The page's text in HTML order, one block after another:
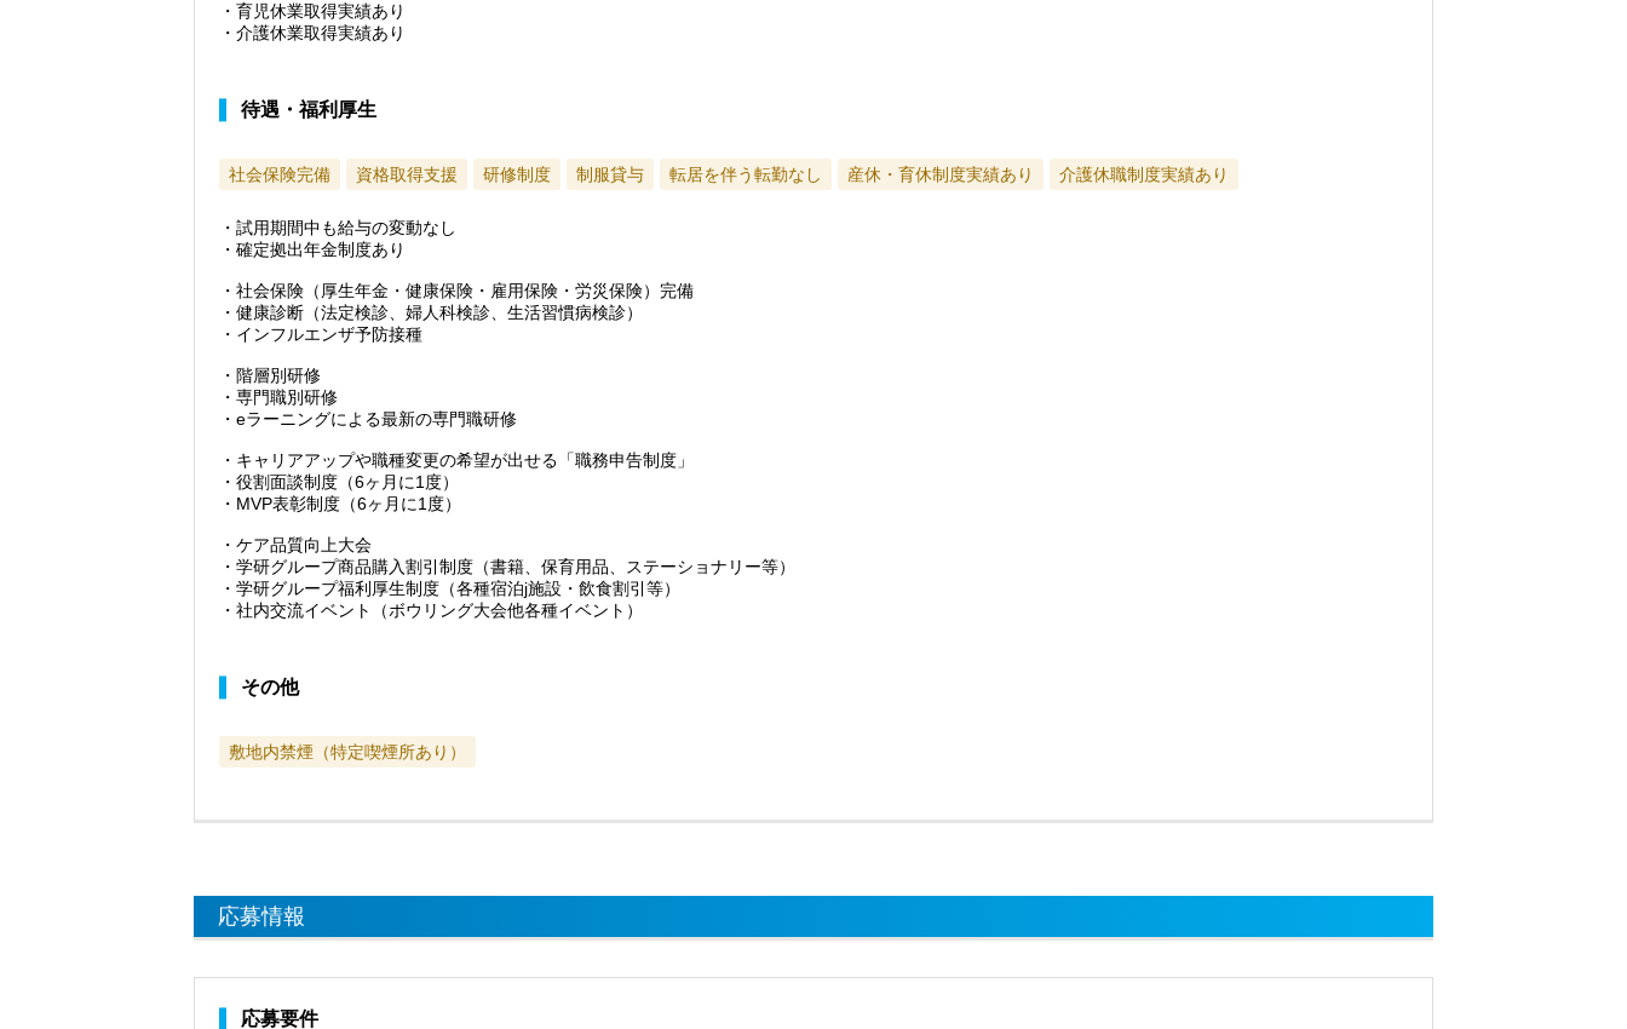
・育児休業取得実績あり
・介護休業取得実績あり
待遇・福利厚生
社会保険完備 資格取得支援 研修制度 制服貸与 転居を伴う転勤なし 産休・育休制度実績あり 介護休職制度実績あり
・試用期間中も給与の変動なし
・確定拠出年金制度あり
・社会保険（厚生年金・健康保険・雇用保険・労災保険）完備
・健康診断（法定検診、婦人科検診、生活習慣病検診）
・インフルエンザ予防接種
・階層別研修
・専門職別研修
・eラーニングによる最新の専門職研修
・キャリアアップや職種変更の希望が出せる「職務申告制度」
・役割面談制度（6ヶ月に1度）
・MVP表彰制度（6ヶ月に1度）
・ケア品質向上大会
・学研グループ商品購入割引制度（書籍、保育用品、ステーショナリー等）
・学研グループ福利厚生制度（各種宿泊j施設・飲食割引等）
・社内交流イベント（ボウリング大会他各種イベント）
その他
敷地内禁煙（特定喫煙所あり）
応募情報
応募要件